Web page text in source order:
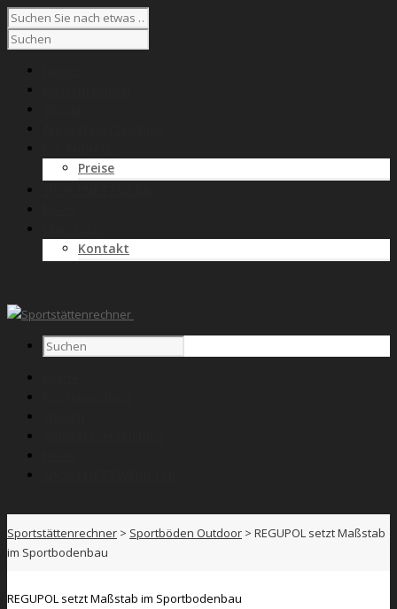
Preise
Kontakt
Sportstättenrechner > Sportböden Outdoor > REGUPOL setzt Maßstab
im Sportbodenbau
REGUPOL setzt Maßstab im Sportbodenbau